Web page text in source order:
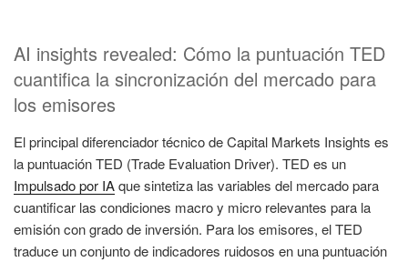
AI insights revealed: Cómo la puntuación TED
cuantifica la sincronización del mercado para
los emisores
El principal diferenciador técnico de Capital Markets Insights es
la puntuación TED (Trade Evaluation Driver). TED es un
Impulsado por IAque sintetiza las variables del mercado para
cuantificar las condiciones macro y micro relevantes para la
emisión con grado de inversión. Para los emisores, el TED
traduce un conjunto de indicadores ruidosos en una puntuación